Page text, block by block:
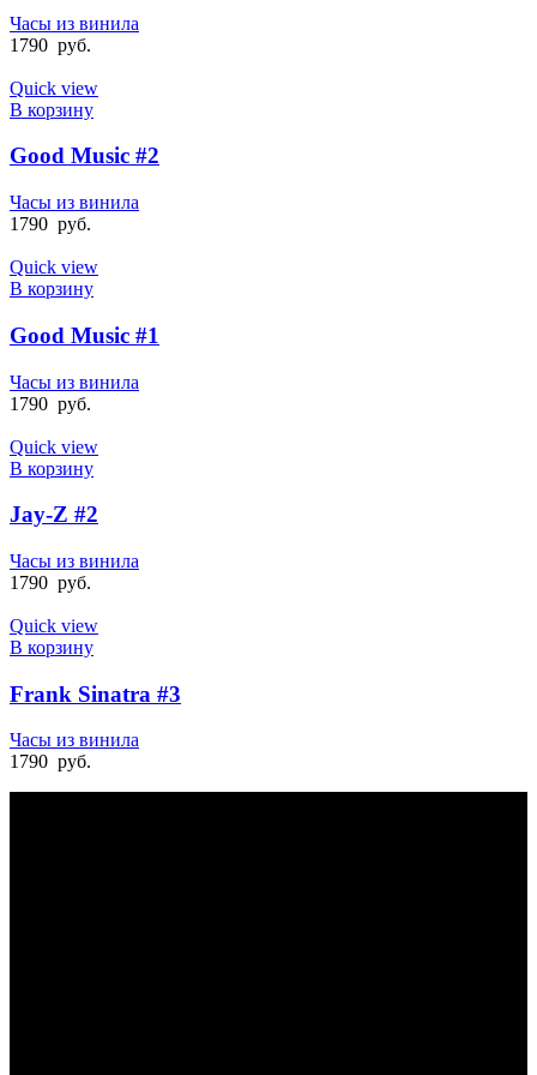
Часы из винила
1790 руб.
Quick view
В корзину
Good Music #2
Часы из винила
1790 руб.
Quick view
В корзину
Good Music #1
Часы из винила
1790 руб.
Quick view
В корзину
Jay-Z #2
Часы из винила
1790 руб.
Quick view
В корзину
Frank Sinatra #3
Часы из винила
1790 руб.